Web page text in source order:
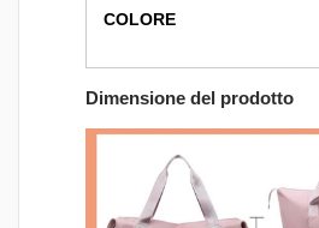
COLORE
Dimensione del prodotto